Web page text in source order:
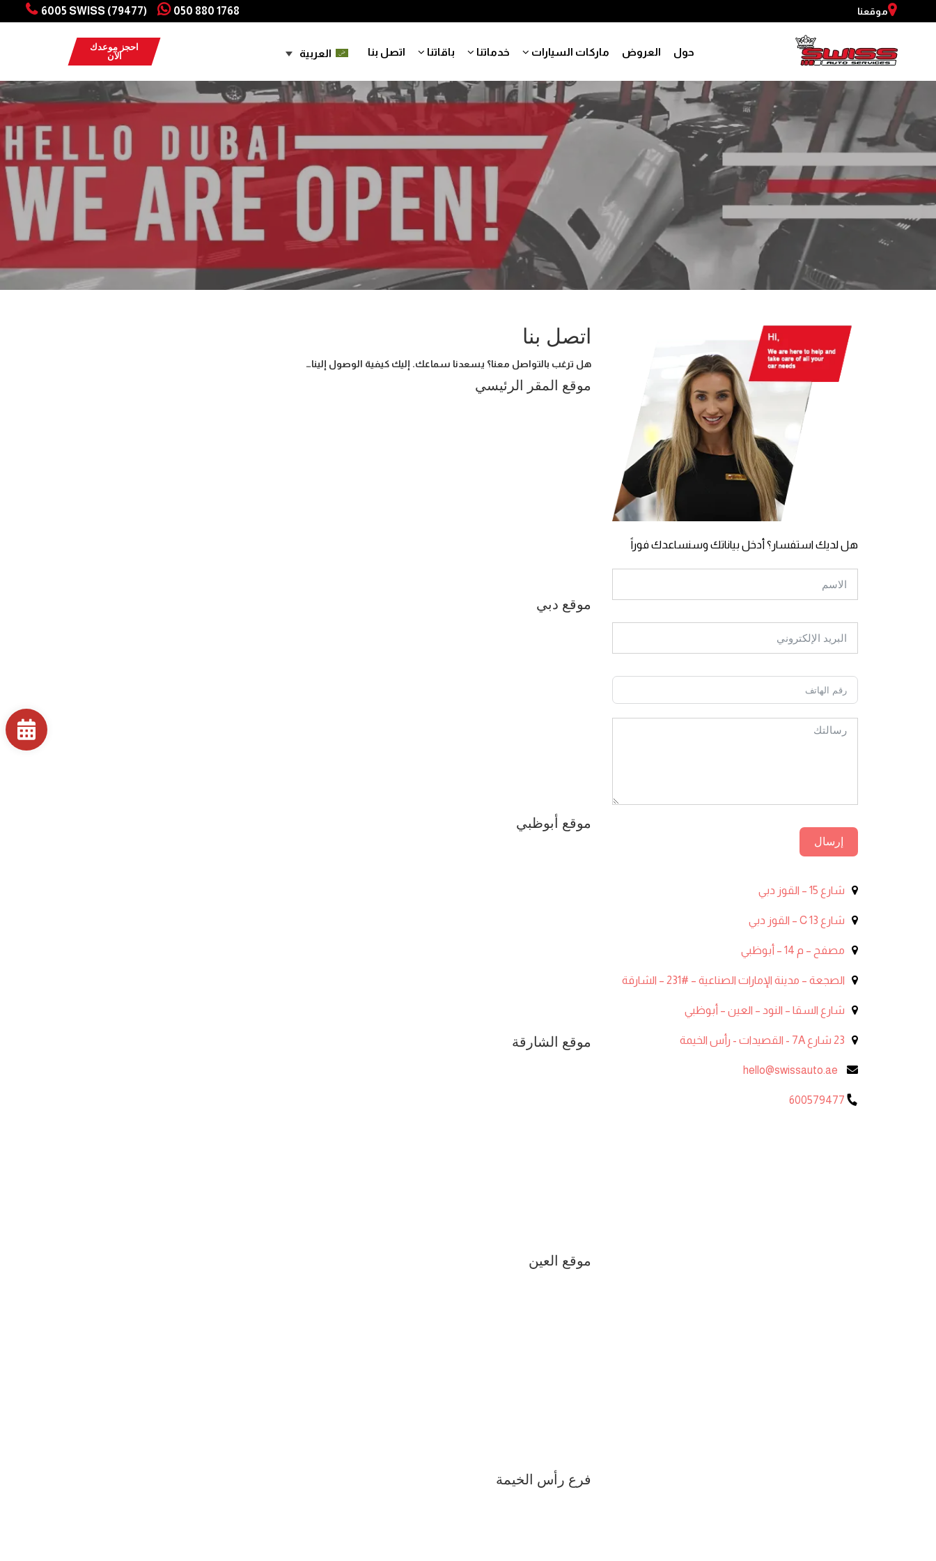
6005 SWISS (79477) 050 880 1768 موقعنا
حول العروض ماركات السيارات خدماتنا باقاتنا اتصل بنا العربية
احجز موعدك
الآن
اتصل بنا
هل ترغب بالتواصل معنا؟ يسعدنا سماعك. إليك كيفية الوصول إلينا…
موقع المقر الرئيسي
موقع دبي
موقع أبوظبي
موقع الشارقة
موقع العين
فرع رأس الخيمة
هل لديك استفسار؟ أدخل بياناتك وسنساعدك فوراً
إرسال
شارع 15 – القوز دبي
شارع 13 C – القوز دبي
مصفح – م 14 – أبوظبي
الصجعة – مدينة الإمارات الصناعية – #231 – الشارقة
شارع السقا – النود – العين – أبوظبي
23 شارع 7A - القصيدات - رأس الخيمة
hello@swissauto.ae
600579477